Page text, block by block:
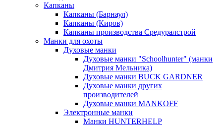
Капканы
Капканы (Барнаул)
Капканы (Киров)
Капканы производства Средуралстрой
Манки для охоты
Духовые манки
Духовые манки "Schoolhunter" (манки
Дмитрия Мельника)
Духовые манки BUCK GARDNER
Духовые манки других
производителей
Духовые манки MANKOFF
Электронные манки
Манки HUNTERHELP